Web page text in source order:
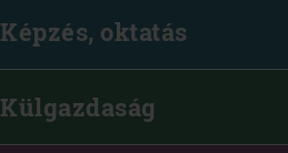
Képzés, oktatás
Külgazdaság